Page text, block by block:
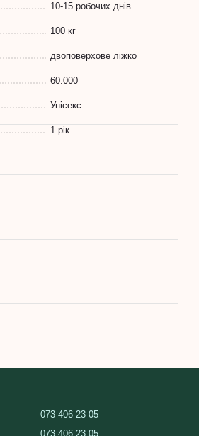
10-15 робочих днів
100 кг
двоповерхове ліжко
60.000
Унісекс
1 рік
073 406 23 05
073 406 23 05